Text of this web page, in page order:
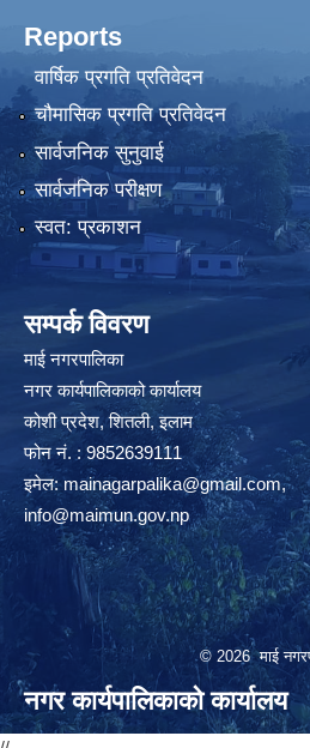
Reports
वार्षिक प्रगति प्रतिवेदन
चौमासिक प्रगति प्रतिवेदन
सार्वजनिक सुनुवाई
सार्वजनिक परीक्षण
स्वत: प्रकाशन
सम्पर्क विवरण
माई नगरपालिका
नगर कार्यपालिकाको कार्यालय
कोशी प्रदेश, शितली, इलाम
फोन नं. : 9852639111
इमेल:mainagarpalika@gmail.com,
info@maimun.gov.np
© 2026 माई
नगर कार्यपालिकाको कार्यालय